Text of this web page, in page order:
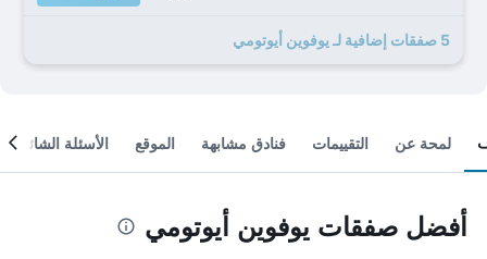
5 صفقات إضافية لـ يوفوين أيوتومي
لمحة عن التقييمات فنادق مشابهة الموقع الأسئلة الشائعة
أفضل صفقات يوفوين أيوتومي